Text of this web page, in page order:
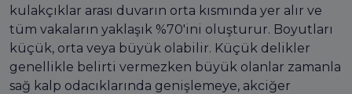
kulakçıklar arası duvarın orta kısmında yer alır ve
tüm vakaların yaklaşık %70'ini oluşturur. Boyutları
küçük, orta veya büyük olabilir. Küçük delikler
genellikle belirti vermezken büyük olanlar zamanla
sağ kalp odacıklarında genişlemeye, akciğer